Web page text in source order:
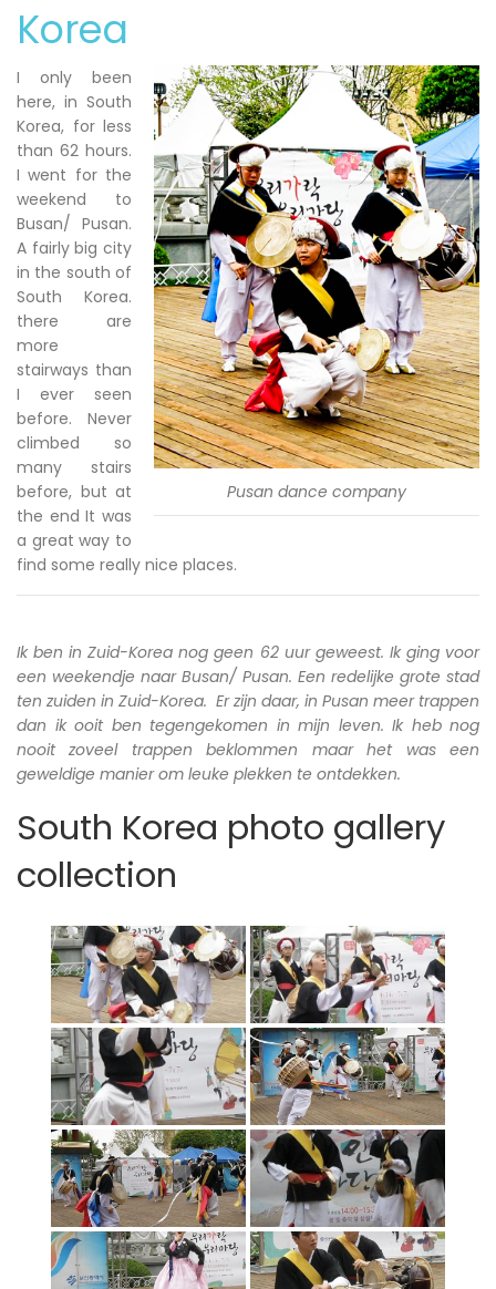
Korea
Pusan dance company
I only been
here, in South
Korea, for less
than 62 hours.
I went for the
weekend to
Busan/ Pusan.
A fairly big city
in the south of
South Korea.
there are
more
stairways than
I ever seen
before. Never
climbed so
many stairs
before, but at
the end It was
a great way to
find some really nice places.
Ik ben in Zuid-Korea nog geen 62 uur geweest. Ik ging voor
een weekendje naar Busan/ Pusan. Een redelijke grote stad
ten zuiden in Zuid-Korea. Er zijn daar, in Pusan meer trappen
dan ik ooit ben tegengekomen in mijn leven. Ik heb nog
nooit zoveel trappen beklommen maar het was een
geweldige manier om leuke plekken te ontdekken.
South Korea photo gallery
collection